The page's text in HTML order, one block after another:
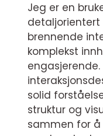
Jeg er en
detaljorientert
brennende
komplekst
solid
struktur og
sammen for